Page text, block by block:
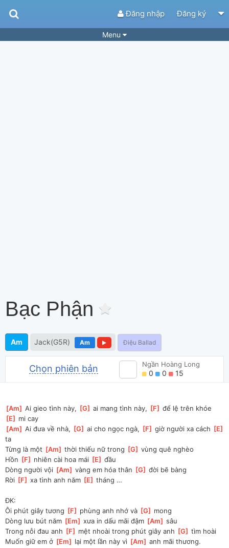
Đăng nhập Đăng ký
Menu
Bạc Phận
Am Jack(G5R) Am Điệu Ballad
Chọn phiên bản Ngần Hoàng Long
0 0 15
[Am ] Ai gieo tình này, [G ] ai mang tình này, [F ] để lệ trên khóe
E
mi cay
[Am ] Ai đưa về nhà, [G ] ai cho ngọc ngà, [F ] giờ người xa cách [E
ta
Từng là một [Am ] thời thiếu nữ trong [G ] vùng quê nghèo
Hồn [F nhiên cài hoa mái [E ] đầu
Dòng người vội [Am ] vàng em hóa thân [G ] đời bẽ bàng
Rời [F ] xa tình anh năm [E ] tháng …
ĐK:
Ôi phút giây tương [F phùng anh nhớ và [G
mong
Dòng lưu bút năm [Em ] xưa in dấu mãi đậm [Am ] sâu
Trong nỗi đau anh [F mệt nhoài trong phút giây anh [G ] tìm hoài
Muốn giữ em ở [Em lại một lần này vì [Am ] anh mãi thương.